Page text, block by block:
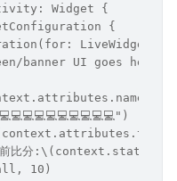
Widget {
{
banner UI goes here
比分
10)